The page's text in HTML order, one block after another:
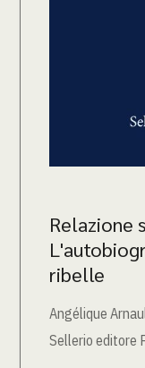
Relazione
ribelle
Angélique
Sellerio editore